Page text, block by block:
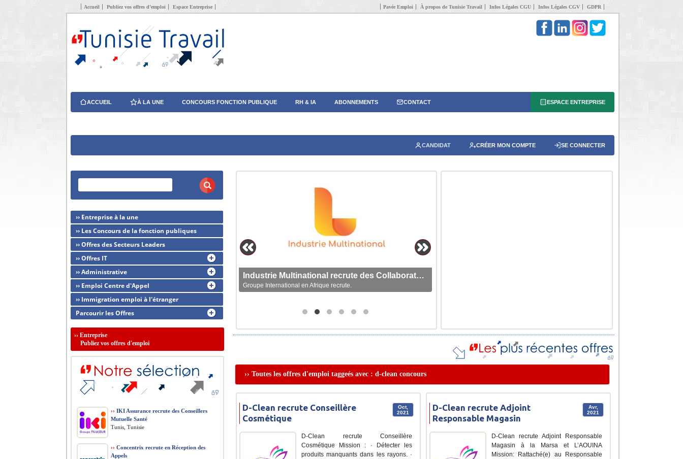
Accueil Publiez vos offres d’emploi Espace Entreprise Pavée Emploi À propos de Tunisie Travail Infos Légales CGU Infos Légales CGV GDPR
ACCUEIL À LA UNE CONCOURS FONCTION PUBLIQUE RH & IA ABONNEMENTS CONTACT ESPACE ENTREPRISE
CANDIDAT CRÉER MON COMPTE SE CONNECTER
Industrie Multinational recrute des Collaborateurs
Groupe International en Afrique recrute.
›› Toutes les offres d'emploi taggeés avec : d-clean concours
Oct,
2021
D-Clean recrute Conseillère
Cosmétique
D-Clean recrute Conseillère
Cosmétique Mission : · Détecter les
produits manquants dans les rayons. ·
Avr,
2021
D-Clean recrute Adjoint
Responsable Magasin
D-Clean recrute Adjoint Responsable
Magasin à la Marsa et L’AOUINA
Mission: Rattaché(e) au Responsable
›› Entreprise à la une
›› Les Concours de la fonction publiques
›› Offres des Secteurs Leaders
›› Offres IT
›› Administrative
›› Emploi Centre d'Appel
›› Immigration emploi à l'étranger
Parcourir les Offres
›› Entreprise
Publiez vos offres d'emploi
›› IKI Assurance recrute des Conseillers
Mutuelle Santé
Tunis, Tunisie
›› Concentrix recrute en Réception des
Appels